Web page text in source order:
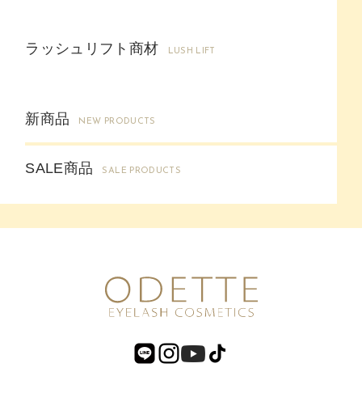
ラッシュリフト商材 LUSH LIFT
新商品 NEW PRODUCTS
SALE商品 SALE PRODUCTS